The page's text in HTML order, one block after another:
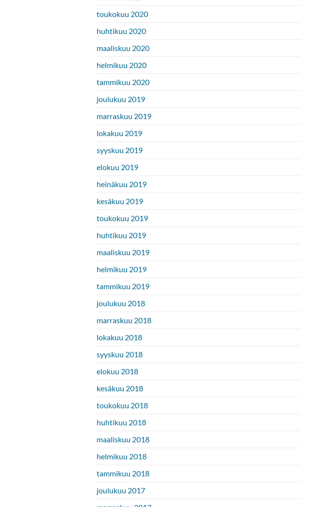
toukokuu 2020
huhtikuu 2020
maaliskuu 2020
helmikuu 2020
tammikuu 2020
joulukuu 2019
marraskuu 2019
lokakuu 2019
syyskuu 2019
elokuu 2019
heinäkuu 2019
kesäkuu 2019
toukokuu 2019
huhtikuu 2019
maaliskuu 2019
helmikuu 2019
tammikuu 2019
joulukuu 2018
marraskuu 2018
lokakuu 2018
syyskuu 2018
elokuu 2018
kesäkuu 2018
toukokuu 2018
huhtikuu 2018
maaliskuu 2018
helmikuu 2018
tammikuu 2018
joulukuu 2017